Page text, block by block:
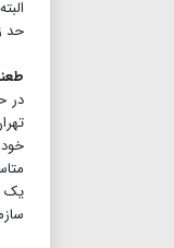
حد
در
یک